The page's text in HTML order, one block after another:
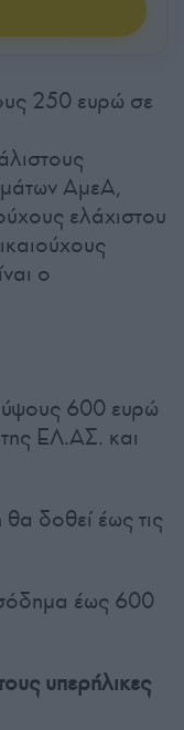
250 ευρώ σε
ΑμεΑ,
ελάχιστου
ο
600 ευρώ
ΕΛ.ΑΣ. και
θα δοθεί έως τις
έως 600
υπερήλικες